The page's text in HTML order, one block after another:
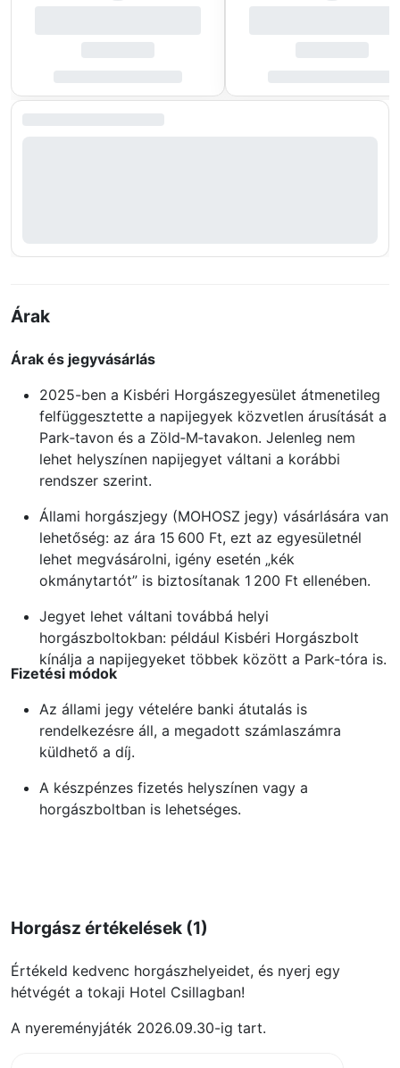
Árak
Árak és jegyvásárlás
2025-ben a Kisbéri Horgászegyesület átmenetileg
felfüggesztette a napijegyek közvetlen árusítását a
Park‑tavon és a Zöld‑M‑tavakon. Jelenleg nem
lehet helyszínen napijegyet váltani a korábbi
rendszer szerint.
Állami horgászjegy (MOHOSZ jegy) vásárlására van
lehetőség: az ára 15 600 Ft, ezt az egyesületnél
lehet megvásárolni, igény esetén „kék
okmánytartót” is biztosítanak 1 200 Ft ellenében.
Jegyet lehet váltani továbbá helyi
horgászboltokban: például Kisbéri Horgászbolt
kínálja a napijegyeket többek között a Park-tóra is.
Fizetési módok
Az állami jegy vételére banki átutalás is
rendelkezésre áll, a megadott számlaszámra
küldhető a díj.
A készpénzes fizetés helyszínen vagy a
horgászboltban is lehetséges.
Horgász értékelések (1)
Értékeld kedvenc horgászhelyeidet, és nyerj egy
hétvégét a tokaji Hotel Csillagban!
A nyereményjáték 2026.09.30-ig tart.